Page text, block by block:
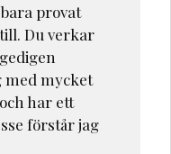
provat
Du verkar
mycket
har ett
förstår jag